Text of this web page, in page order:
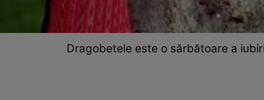
Dragobetele este o sărbătoare a